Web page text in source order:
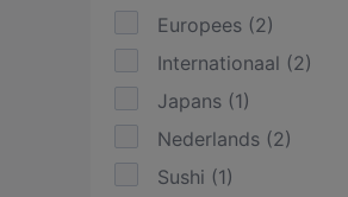
Europees (2)
Internationaal (2)
Japans (1)
Nederlands (2)
Sushi (1)